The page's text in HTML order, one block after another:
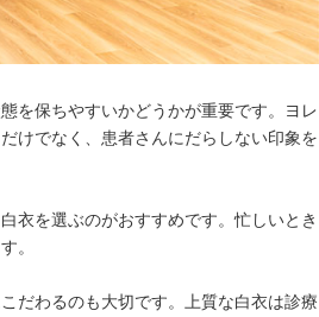
を保ちやすいかどうかが重要です。ヨレ
けでなく、患者さんにだらしない印象を
衣を選ぶのがおすすめです。忙しいとき
。
だわるのも大切です。上質な白衣は診療